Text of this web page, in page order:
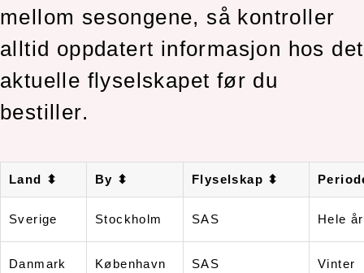
mellom sesongene, så kontroller
alltid oppdatert informasjon hos det
aktuelle flyselskapet før du
bestiller.
Land ⬍ By ⬍ Flyselskap ⬍
Sverige Stockholm SAS Hele
Danmark København SAS Vinter